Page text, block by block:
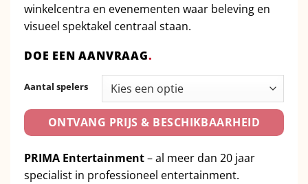
winkelcentra en evenementen waar beleving en
visueel spektakel centraal staan.
DOE EEN AANVRAAG.
Aantal spelers
ONTVANG PRIJS & BESCHIKBAARHEID
PRIMA Entertainment– al meer dan 20 jaar
specialist in professioneel entertainment.